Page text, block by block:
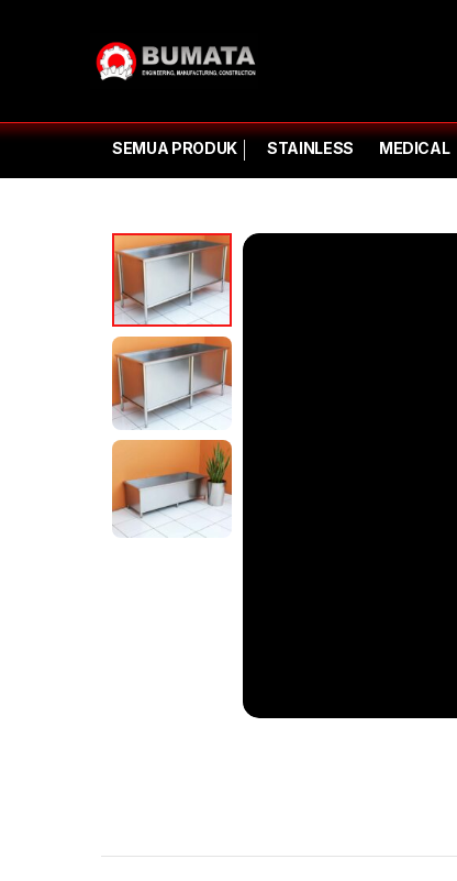
SEMUA PRODUK STAINLESS MEDICAL